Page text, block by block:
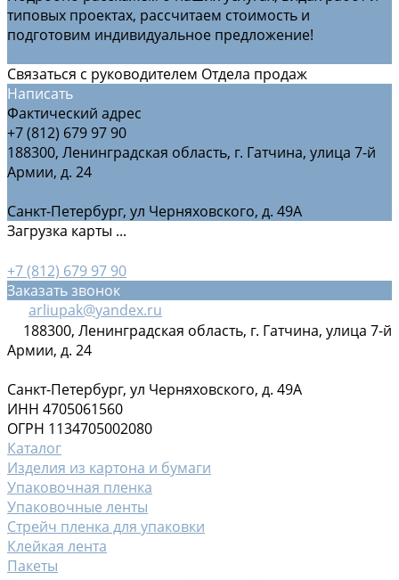
типовых проектах, рассчитаем стоимость и
подготовим индивидуальное предложение!
Связаться с руководителем Отдела продаж
Написать
Фактический адрес
+7 (812) 679 97 90
188300, Ленинградская область, г. Гатчина, улица 7-й
Армии, д. 24
Санкт-Петербург, ул Черняховского, д. 49А
Загрузка карты ...
+7 (812) 679 97 90
Заказать звонок
arliupak@yandex.ru
188300, Ленинградская область, г. Гатчина, улица 7-й
Армии, д. 24
Санкт-Петербург, ул Черняховского, д. 49А
ИНН 4705061560
ОГРН 1134705002080
Каталог
Изделия из картона и бумаги
Упаковочная пленка
Упаковочные ленты
Стрейч пленка для упаковки
Клейкая лента
Пакеты